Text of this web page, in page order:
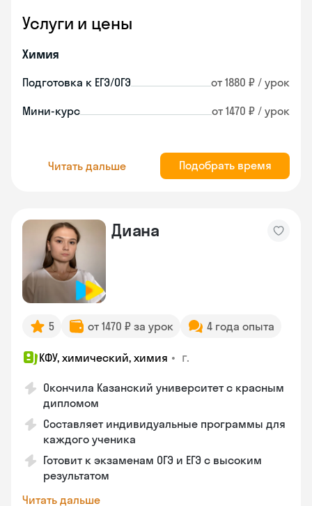
Услуги и цены
Химия
Подготовка к ЕГЭ/ОГЭ от 1880 ₽ / урок
Мини-курс от 1470 ₽ / урок
Читать дальше Подобрать время
Диана
5 от 1470 ₽ за урок 4 года опыта
КФУ, химический, химия • г.
Окончила Казанский университет с красным
дипломом
Составляет индивидуальные программы для
каждого ученика
Готовит к экзаменам ОГЭ и ЕГЭ с высоким
результатом
Читать дальше